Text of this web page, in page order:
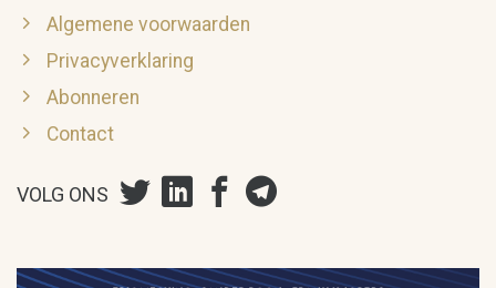
Algemene voorwaarden
Privacyverklaring
Abonneren
Contact
VOLG ONS